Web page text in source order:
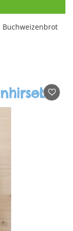
Buchweizenbrot
Bio Buchweizen-Braunhirsebrot, 700g